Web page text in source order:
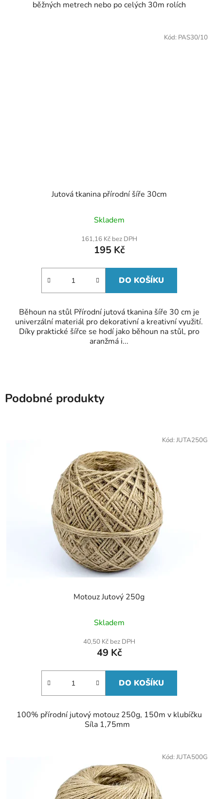
běžných metrech nebo po celých 30m rolích
Jutová tkanina přírodní šíře 30cm
hodnocení
je
5,0
5
hvězdiček.
Skladem
161,16 Kč bez DPH
195 Kč
DO KOŠÍKU
Běhoun na stůl Přírodní jutová tkanina šíře 30 cm je
univerzální materiál pro dekorativní a kreativní využití.
Díky praktické šířce se hodí jako běhoun na stůl, pro
aranžmá i...
Kód: PAS30/10
Podobné produkty
Motouz Jutový 250g
Skladem
40,50 Kč bez DPH
49 Kč
DO KOŠÍKU
100% přírodní jutový motouz 250g, 150m v klubíčku
Síla 1,75mm
Kód: JUTA250G
Kód: JUTA500G